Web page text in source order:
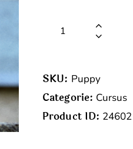
SKU: Puppy
Categorie: Cursus
Product ID: 24602